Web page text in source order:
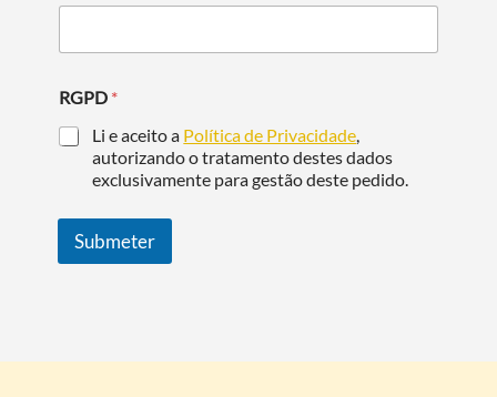
Categories
Filters
RGPD *
Li e aceito a Política de Privacidade,
autorizando o tratamento destes dados
exclusivamente para gestão deste pedido.
Submeter